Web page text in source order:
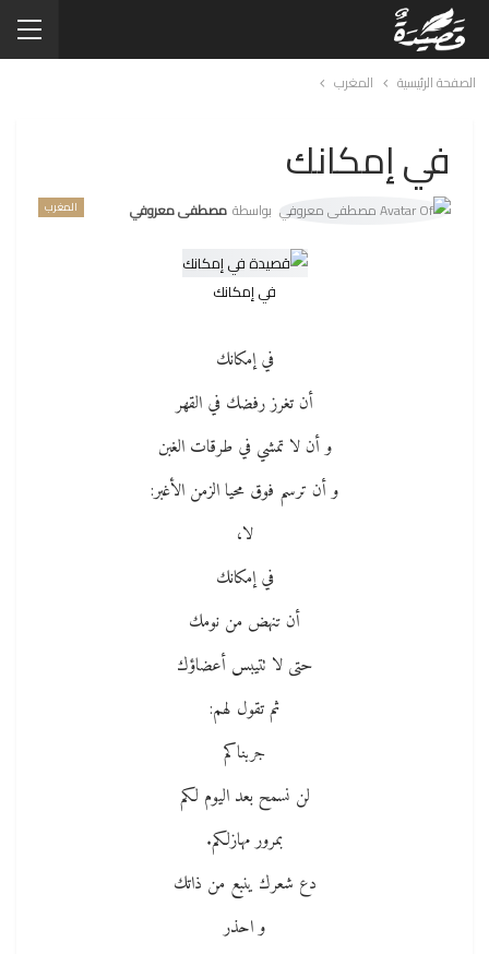
الصفحة الرئيسية المغرب
في إمكانك
المغرب بواسطة مصطفى معروفي
في إمكانك
في إمكانك
أن تغرز رفضك في القهر
و أن لا تمشي في طرقات الغبن
و أن ترسم فوق محيا الزمن الأغبر:
لا،
في إمكانك
أن تنهض من نومك
حتى لا تتيبس أعضاؤك
ثم تقول لهم:
جربناكم
لن نسمح بعد اليوم لكم
بمرور مهازلكم.
دع شعرك ينبع من ذاتك
و احذر